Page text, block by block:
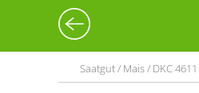
Saatgut / Mais / DKC 4611